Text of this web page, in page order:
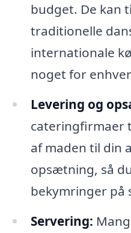
budget. De kan
traditionelle
internationale
noget for
Levering og
cateringfirmaer
af maden til din
opsætning, så
bekymringer på
Servering: